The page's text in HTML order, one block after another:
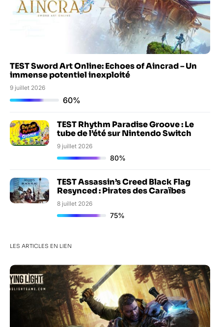
TEST Sword Art Online: Echoes of Aincrad – Un
immense potentiel inexploité
9 juillet 2026
60%
TEST Rhythm Paradise Groove : Le
tube de l’été sur Nintendo Switch
9 juillet 2026
80%
TEST Assassin’s Creed Black Flag
Resynced : Pirates des Caraïbes
8 juillet 2026
75%
LES ARTICLES EN LIEN